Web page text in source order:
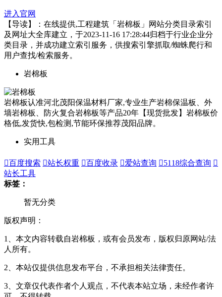
进入官网
【导读】：在线提供,工程建筑「岩棉板」网站分类目录索引
及网址大全库建立，于2023-11-16 17:28:44归档于行业企业分
类目录，并成功建立索引服务，供搜索引擎抓取/蜘蛛爬行和
用户查找/检索服务。
岩棉板
岩棉板认准河北茂阳保温材料厂家,专业生产岩棉保温板、外
墙岩棉板、防火复合岩棉板等产品20年【现货批发】岩棉板价
格低,发货快,包检测,节能环保推荐茂阳品牌。
实用工具
百度搜索 站长权重 百度收录 爱站查询 5118综合查询 
站长工具
标签：
暂无分类
版权声明：
1、本文内容转载自岩棉板，或有会员发布，版权归原网站/法
人所有。
2、本站仅提供信息发布平台，不承担相关法律责任。
3、文章仅代表作者个人观点，不代表本站立场，未经作者许